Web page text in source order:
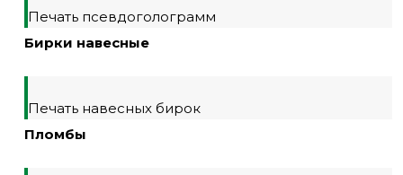
Печать псевдоголограмм
Бирки навесные
Печать навесных бирок
Пломбы